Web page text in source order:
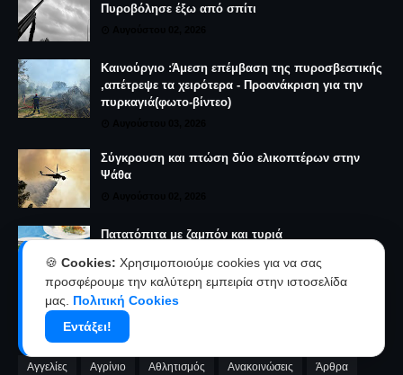
Πυροβόλησε έξω από σπίτι
Καινούργιο :Άμεση επέμβαση της πυροσβεστικής
,απέτρεψε τα χειρότερα - Προανάκριση για την
πυρκαγιά(φωτο-βίντεο)
Σύγκρουση και πτώση δύο ελικοπτέρων στην
Ψάθα
Πατατόπιτα με ζαμπόν και τυριά
ΚΑΤΗΓΟΡΊΕΣ
Αγγελίες Αγρίνιο Αθλητισμός Ανακοινώσεις Άρθρα
🍪 Cookies: Χρησιμοποιούμε cookies για να σας
προσφέρουμε την καλύτερη εμπειρία στην ιστοσελίδα
μας. Πολιτική Cookies
Εντάξει!